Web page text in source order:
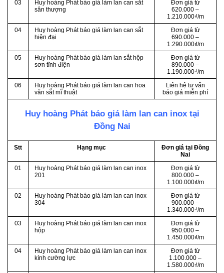
03
Huy hoàng Phát báo giá làm lan can sắt
sân thượng
Đơn giá từ
620.000 –
1.210.000₫/m
04
Huy hoàng Phát báo giá làm lan can sắt
hiện đại
Đơn giá từ
690.000 –
1.290.000₫/m
05
Huy hoàng Phát báo giá làm lan sắt hộp
sơn tĩnh điện
Đơn giá từ
890.000 –
1.190.000₫/m
06
Huy hoàng Phát báo giá làm lan can hoa
văn sắt mĩ thuật
Liên hệ tư vấn
báo giá miễn phí
Huy hoàng Phát báo giá làm lan can inox tại
Đồng Nai
Stt Hạng mục
Đơn giá tại Đồng
Nai
01
Huy hoàng Phát báo giá làm lan can inox
201
Đơn giá từ
800.000 –
1.100.000₫/m
02
Huy hoàng Phát báo giá làm lan can inox
304
Đơn giá từ
900.000 –
1.340.000₫/m
03
Huy hoàng Phát báo giá làm lan can inox
hộp
Đơn giá từ
950.000 –
1.450.000₫/m
04
Huy hoàng Phát báo giá làm lan can inox
kính cường lực
Đơn giá từ
1.100.000 –
1.580.000₫/m